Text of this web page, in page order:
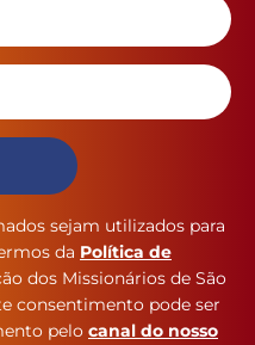
sejam utilizados para
da Política de
dos Missionários de São
consentimento pode ser
pelo canal do nosso